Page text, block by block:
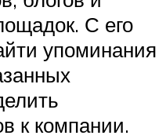
С его
упоминания
к компании.